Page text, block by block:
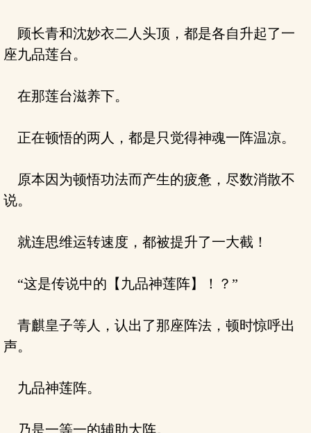
顾长青和沈妙衣二人头顶，都是各自升起了一
座九品莲台。
在那莲台滋养下。
正在顿悟的两人，都是只觉得神魂一阵温凉。
原本因为顿悟功法而产生的疲惫，尽数消散不
说。
就连思维运转速度，都被提升了一大截！
“这是传说中的【九品神莲阵】！？”
青麒皇子等人，认出了那座阵法，顿时惊呼出
声。
九品神莲阵。
乃是一等一的辅助大阵。